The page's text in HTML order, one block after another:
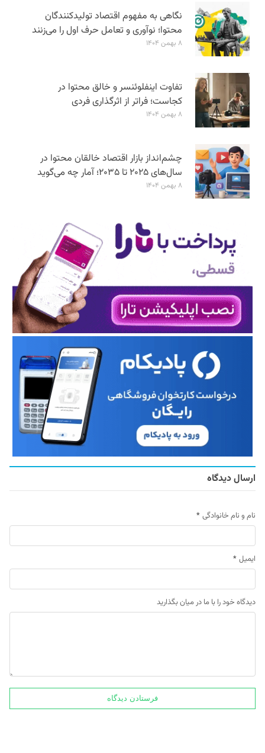
نگاهی به مفهوم اقتصاد تولیدکنندگان
محتوا؛ نوآوری و تعامل حرف اول را می‌زنند
۸ بهمن ۱۴۰۴
تفاوت اینفلوئنسر و خالق محتوا در
کجاست؛ فراتر از اثرگذاری فردی
۸ بهمن ۱۴۰۴
چشم‌انداز بازار اقتصاد خالقان محتوا در
سال‌های ۲۰۲۵ تا ۲۰۳۵؛ آمار چه می‌گوید
۸ بهمن ۱۴۰۴
ارسال دیدگاه
نام و نام خانوادگی *
ایمیل *
دیدگاه خود را با ما در میان بگذارید